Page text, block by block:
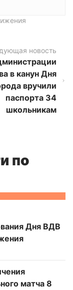
новость
в канун Дня
вручили
паспорта 34
школьникам
по
Дня ВДВ
матча 8